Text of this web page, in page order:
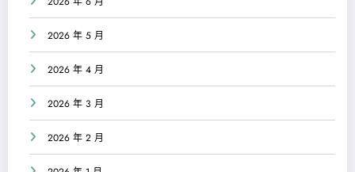
2026 年 5 月
2026 年 4 月
2026 年 3 月
2026 年 2 月